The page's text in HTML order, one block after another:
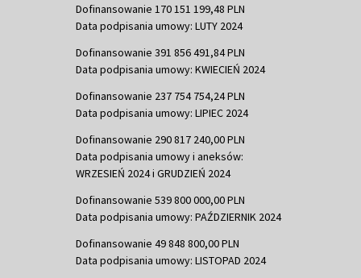
Dofinansowanie 170 151 199,48 PLN
Data podpisania umowy: LUTY 2024
Dofinansowanie 391 856 491,84 PLN
Data podpisania umowy: KWIECIEŃ 2024
Dofinansowanie 237 754 754,24 PLN
Data podpisania umowy: LIPIEC 2024
Dofinansowanie 290 817 240,00 PLN
Data podpisania umowy i aneksów:
WRZESIEŃ 2024 i GRUDZIEŃ 2024
Dofinansowanie 539 800 000,00 PLN
Data podpisania umowy: PAŹDZIERNIK 2024
Dofinansowanie 49 848 800,00 PLN
Data podpisania umowy: LISTOPAD 2024